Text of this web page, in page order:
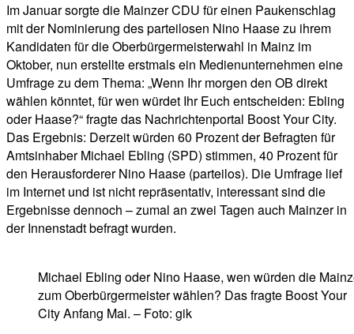
Im Januar sorgte die Mainzer CDU für einen Paukenschlag
mit der Nominierung des parteilosen Nino Haase zu ihrem
Kandidaten für die Oberbürgermeisterwahl in Mainz im
Oktober, nun erstellte erstmals ein Medienunternehmen eine
Umfrage zu dem Thema: „Wenn Ihr morgen den OB direkt
wählen könntet, für wen würdet Ihr Euch entscheiden: Ebling
oder Haase?“ fragte das Nachrichtenportal Boost Your City.
Das Ergebnis: Derzeit würden 60 Prozent der Befragten für
Amtsinhaber Michael Ebling (SPD) stimmen, 40 Prozent für
den Herausforderer Nino Haase (parteilos). Die Umfrage lief
im Internet und ist nicht repräsentativ, interessant sind die
Ergebnisse dennoch – zumal an zwei Tagen auch Mainzer in
der Innenstadt befragt wurden.
Michael Ebling oder Nino Haase, wen würden die
zum Oberbürgermeister wählen? Das fragte Boost Your
City Anfang Mai. – Foto: gik